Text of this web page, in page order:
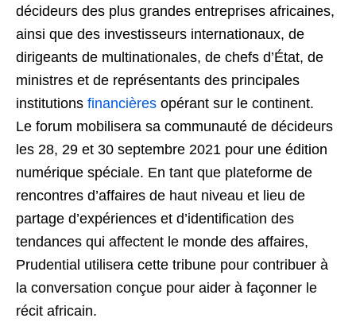
décideurs des plus grandes entreprises africaines,
ainsi que des investisseurs internationaux, de
dirigeants de multinationales, de chefs d’État, de
ministres et de représentants des principales
institutions financières opérant sur le continent.
Le forum mobilisera sa communauté de décideurs
les 28, 29 et 30 septembre 2021 pour une édition
numérique spéciale. En tant que plateforme de
rencontres d’affaires de haut niveau et lieu de
partage d’expériences et d’identification des
tendances qui affectent le monde des affaires,
Prudential utilisera cette tribune pour contribuer à
la conversation conçue pour aider à façonner le
récit africain.